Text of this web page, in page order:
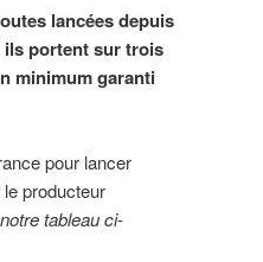
lancées depuis
ils portent sur trois
minimum garanti
pour lancer
producteur
tableau ci-